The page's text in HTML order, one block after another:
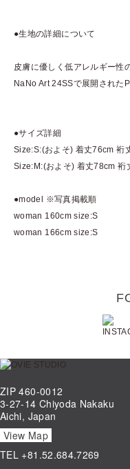
●生地の詳細について
皮膚に優しく低アレルギー性
NaNo Art 24SSで展開された
●サイズ詳細
Size:S:(およそ) 着丈76cm 裄
Size:M:(およそ) 着丈78cm
●model ※写真掲載順
woman 160cm size:S
woman 166cm size:S
ZIP 460-0012
3-27-14 Chiyoda Nakaku
Aichi, Japan
View Map
TEL +81.52.684.7269